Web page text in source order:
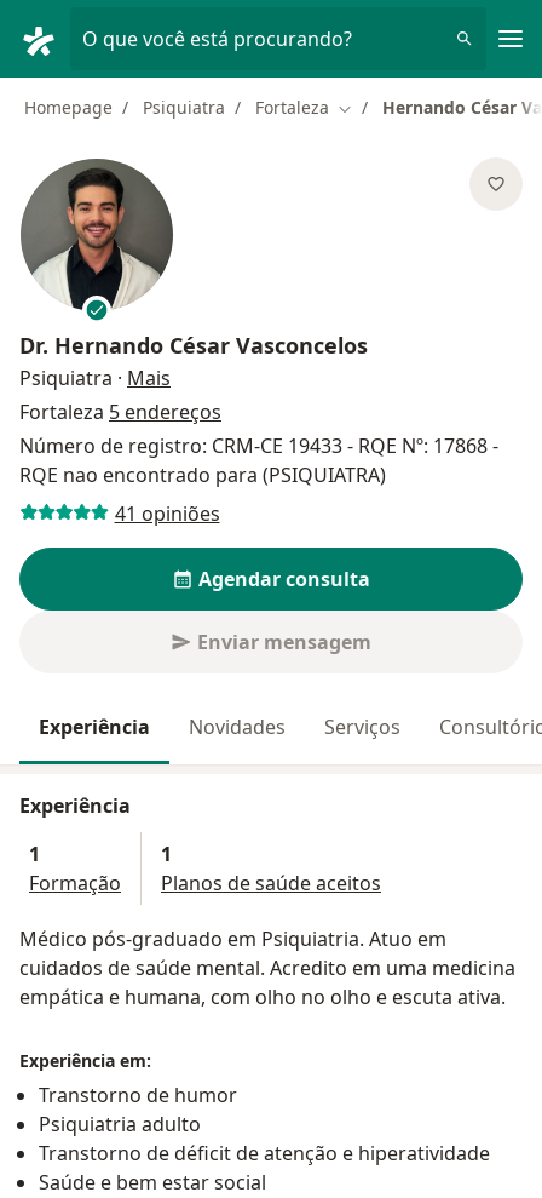
O que você está procurando?
Homepage Psiquiatra Fortaleza Mudar de cidade
Hernando César
Dr. Hernando César Vasconcelos
Psiquiatra · Mais
Fortaleza 5 endereços
Número de registro: CRM-CE 19433 - RQE Nº: 17868 -
RQE nao encontrado para (PSIQUIATRA)
41 opiniões
Agendar consulta
Enviar mensagem
Experiência Novidades Serviços
Experiência
1
Formação
1
Planos de saúde aceitos
Médico pós-graduado em Psiquiatria. Atuo em
cuidados de saúde mental. Acredito em uma medicina
empática e humana, com olho no olho e escuta ativa.
Experiência em:
Transtorno de humor
Psiquiatria adulto
Transtorno de déficit de atenção e hiperatividade
Saúde e bem estar social